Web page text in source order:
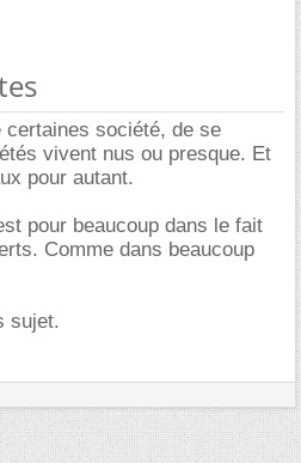
société, de se
vivent nus ou presque. Et
pour autant.
pour beaucoup dans le fait
Comme dans beaucoup
sujet.